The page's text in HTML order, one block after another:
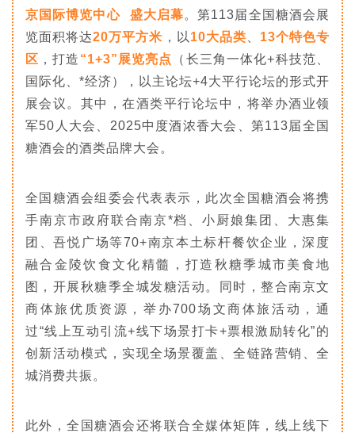
京国际博览中心
盛大启幕。第113届全国糖酒会展
览面积将达20万平方米 ，以 10大品类
13个特色专
区 ，打造 “1+3”展览亮点
（长三角一体化+科技范、
国际化、*经济），以主论坛+4大平行论坛的形式开
展会议。其中，在酒类平行论坛中，将举办酒业领
军50人大会、2025中度酒浓香大会、第113届全国
糖酒会的酒类品牌大会。
全国糖酒会组委会代表表示，此次全国糖酒会将携
手南京市政府联合南京*档、小厨娘集团、大惠集
团、吾悦广场等70+南京本土标杆餐饮企业，深度
融合金陵饮食文化精髓，打造秋糖季城市美食地
图，开展秋糖季全城发糖活动。同时，整合南京文
商体旅优质资源，举办700场文商体旅活动，通
过“线上互动引流+线下场景打卡+票根激励转化”的
创新活动模式，实现全场景覆盖、全链路营销、全
城消费共振。
此外，全国糖酒会还将联合全媒体矩阵，线上线下